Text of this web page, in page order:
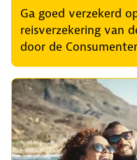
Ga goed verzekerd
reisverzekering van
door de